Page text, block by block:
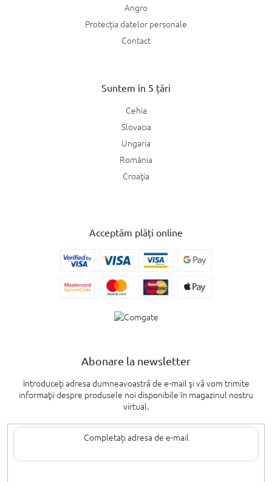
Angro
Protecția datelor personale
Contact
Suntem în 5 țări
Cehia
Slovacia
Ungaria
România
Croaţia
Acceptăm plăți online
Abonare la newsletter
Introduceţi adresa dumneavoastră de e-mail şi vă vom trimite
informaţii despre produsele noi disponibile în magazinul nostru
virtual.